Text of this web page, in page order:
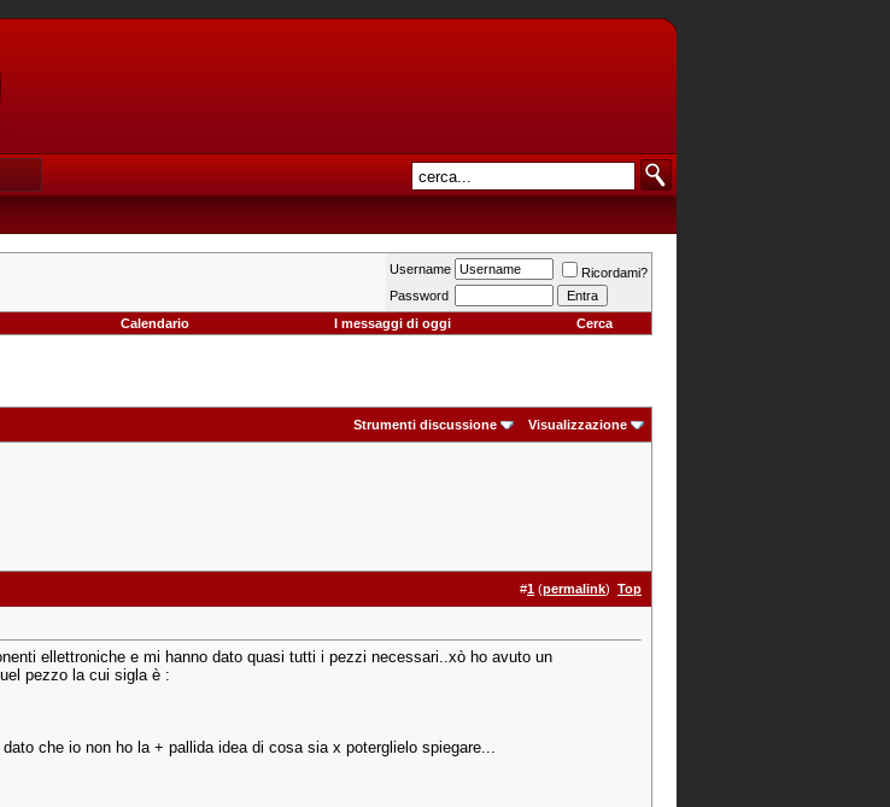
Username
Ricordami?
Password
Calendario I messaggi di oggi Cerca
Strumenti discussione Visualizzazione
#1 (permalink) Top
ellettroniche e mi hanno dato quasi tutti i pezzi necessari..xò ho avuto un
pezzo la cui sigla è :
che io non ho la + pallida idea di cosa sia x poterglielo spiegare...